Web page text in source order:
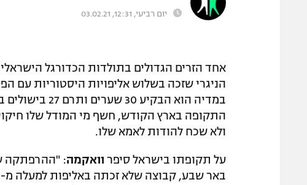
יום רביעי, 12:31, 03.02.21
אחד הזרים הגדולים בתולדות הכדורגל
הניגרי שזכה בשלוש אליפויות היסטוריות עם
התקופה בארץ הקודש, חשף מי המודל שלו
ולא שכח להודות לאמא שלו.
על תקופתו בישראל סיפר וואקמה: "ההרפתקה